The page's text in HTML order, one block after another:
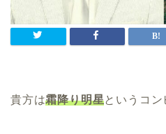
貴方は霜降り明星というコン